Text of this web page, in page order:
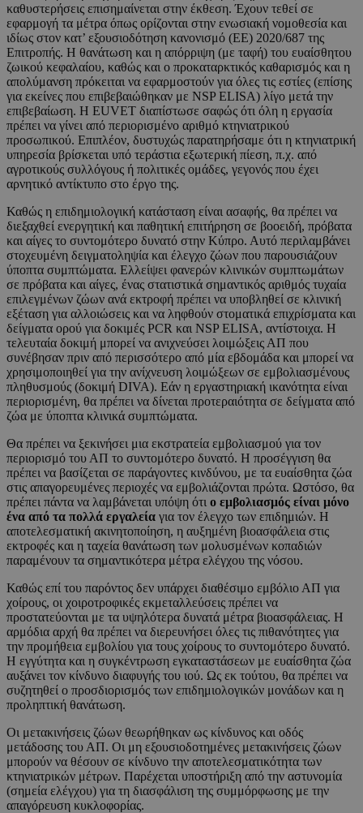
καθυστερήσεις επισημαίνεται στην έκθεση. Έχουν τεθεί σε
εφαρμογή τα μέτρα όπως ορίζονται στην ενωσιακή νομοθεσία και
ιδίως στον κατ’ εξουσιοδότηση κανονισμό (ΕΕ) 2020/687 της
Επιτροπής. Η θανάτωση και η απόρριψη (με ταφή) του ευαίσθητου
ζωικού κεφαλαίου, καθώς και ο προκαταρκτικός καθαρισμός και η
απολύμανση πρόκειται να εφαρμοστούν για όλες τις εστίες (επίσης
για εκείνες που επιβεβαιώθηκαν με NSP ELISA) λίγο μετά την
επιβεβαίωση. Η EUVET διαπίστωσε σαφώς ότι όλη η εργασία
πρέπει να γίνει από περιορισμένο αριθμό κτηνιατρικού
προσωπικού. Επιπλέον, δυστυχώς παρατηρήσαμε ότι η κτηνιατρική
υπηρεσία βρίσκεται υπό τεράστια εξωτερική πίεση, π.χ. από
αγροτικούς συλλόγους ή πολιτικές ομάδες, γεγονός που έχει
αρνητικό αντίκτυπο στο έργο της.
Καθώς η επιδημιολογική κατάσταση είναι ασαφής, θα πρέπει να
διεξαχθεί ενεργητική και παθητική επιτήρηση σε βοοειδή, πρόβατα
και αίγες το συντομότερο δυνατό στην Κύπρο. Αυτό περιλαμβάνει
στοχευμένη δειγματοληψία και έλεγχο ζώων που παρουσιάζουν
ύποπτα συμπτώματα. Ελλείψει φανερών κλινικών συμπτωμάτων
σε πρόβατα και αίγες, ένας στατιστικά σημαντικός αριθμός τυχαία
επιλεγμένων ζώων ανά εκτροφή πρέπει να υποβληθεί σε κλινική
εξέταση για αλλοιώσεις και να ληφθούν στοματικά επιχρίσματα και
δείγματα ορού για δοκιμές PCR και NSP ELISA, αντίστοιχα. Η
τελευταία δοκιμή μπορεί να ανιχνεύσει λοιμώξεις ΑΠ που
συνέβησαν πριν από περισσότερο από μία εβδομάδα και μπορεί να
χρησιμοποιηθεί για την ανίχνευση λοιμώξεων σε εμβολιασμένους
πληθυσμούς (δοκιμή DIVA). Εάν η εργαστηριακή ικανότητα είναι
περιορισμένη, θα πρέπει να δίνεται προτεραιότητα σε δείγματα από
ζώα με ύποπτα κλινικά συμπτώματα.
Θα πρέπει να ξεκινήσει μια εκστρατεία εμβολιασμού για τον
περιορισμό του ΑΠ το συντομότερο δυνατό. Η προσέγγιση θα
πρέπει να βασίζεται σε παράγοντες κινδύνου, με τα ευαίσθητα ζώα
στις απαγορευμένες περιοχές να εμβολιάζονται πρώτα. Ωστόσο, θα
πρέπει πάντα να λαμβάνεται υπόψη ότι ο εμβολιασμός είναι μόνο
ένα από τα πολλά εργαλεία για τον έλεγχο των επιδημιών. Η
αποτελεσματική ακινητοποίηση, η αυξημένη βιοασφάλεια στις
εκτροφές και η ταχεία θανάτωση των μολυσμένων κοπαδιών
παραμένουν τα σημαντικότερα μέτρα ελέγχου της νόσου.
Καθώς επί του παρόντος δεν υπάρχει διαθέσιμο εμβόλιο ΑΠ για
χοίρους, οι χοιροτροφικές εκμεταλλεύσεις πρέπει να
προστατεύονται με τα υψηλότερα δυνατά μέτρα βιοασφάλειας. Η
αρμόδια αρχή θα πρέπει να διερευνήσει όλες τις πιθανότητες για
την προμήθεια εμβολίου για τους χοίρους το συντομότερο δυνατό.
Η εγγύτητα και η συγκέντρωση εγκαταστάσεων με ευαίσθητα ζώα
αυξάνει τον κίνδυνο διαφυγής του ιού. Ως εκ τούτου, θα πρέπει να
συζητηθεί ο προσδιορισμός των επιδημιολογικών μονάδων και η
προληπτική θανάτωση.
Οι μετακινήσεις ζώων θεωρήθηκαν ως κίνδυνος και οδός
μετάδοσης του ΑΠ. Οι μη εξουσιοδοτημένες μετακινήσεις ζώων
μπορούν να θέσουν σε κίνδυνο την αποτελεσματικότητα των
κτηνιατρικών μέτρων. Παρέχεται υποστήριξη από την αστυνομία
(σημεία ελέγχου) για τη διασφάλιση της συμμόρφωσης με την
απαγόρευση κυκλοφορίας.